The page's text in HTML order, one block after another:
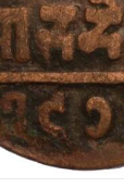
Банка
монет